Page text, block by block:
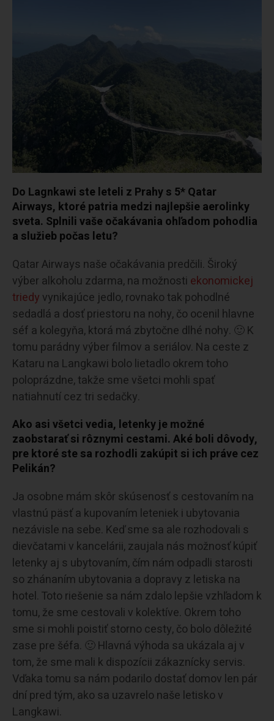
Do Lagnkawi ste leteli z Prahy s 5* Qatar
Airways, ktoré patria medzi najlepšie aerolinky
sveta. Splnili vaše očakávania ohľadom pohodlia
a služieb počas letu?
Qatar Airways naše očakávania predčili. Široký
výber alkoholu zdarma, na možnosti ekonomickej
triedy vynikajúce jedlo, rovnako tak pohodlné
sedadlá a dosť priestoru na nohy, čo ocenil hlavne
séf a kolegyňa, ktorá má zbytočne dlhé nohy. 🙂 K
tomu parádny výber filmov a seriálov. Na ceste z
Kataru na Langkawi bolo lietadlo okrem toho
poloprázdne, takže sme všetci mohli spať
natiahnutí cez tri sedačky.
Ako asi všetci vedia, letenky je možné
zaobstarať si rôznymi cestami. Aké boli dôvody,
pre ktoré ste sa rozhodli zakúpit si ich práve cez
Pelikán?
Ja osobne mám skôr skúsenosť s cestovaním na
vlastnú päsť a kupovaním leteniek i ubytovania
nezávisle na sebe. Keď sme sa ale rozhodovali s
dievčatami v kancelárii, zaujala nás možnosť kúpiť
letenky aj s ubytovaním, čím nám odpadli starosti
so zhánaním ubytovania a dopravy z letiska na
hotel. Toto riešenie sa nám zdalo lepšie vzhľadom k
tomu, že sme cestovali v kolektíve. Okrem toho
sme si mohli poistiť storno cesty, čo bolo dôležité
zase pre šéfa. 🙂 Hlavná výhoda sa ukázala aj v
tom, že sme mali k dispozícii zákaznícky servis.
Vďaka tomu sa nám podarilo dostať domov len pár
dní pred tým, ako sa uzavrelo naše letisko v
Langkawi.